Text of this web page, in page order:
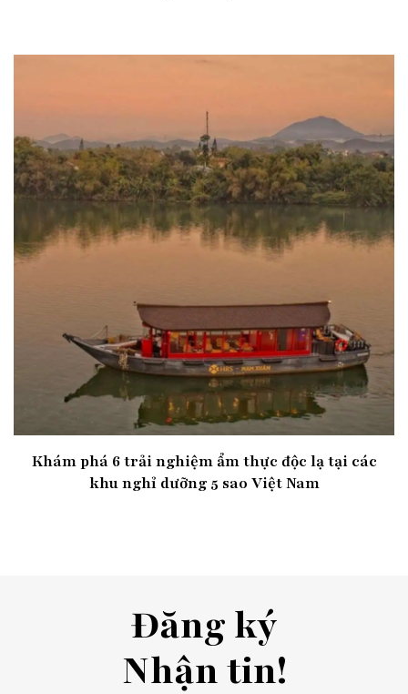
Khám phá 6 trải nghiệm ẩm thực độc lạ tại các
khu nghỉ dưỡng 5 sao Việt Nam
Đăng ký
Nhận tin!